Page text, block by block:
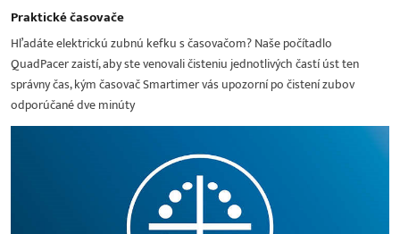
Praktické časovače
Hľadáte elektrickú zubnú kefku s časovačom? Naše počítadlo
QuadPacer zaistí, aby ste venovali čisteniu jednotlivých častí úst ten
správny čas, kým časovač Smartimer vás upozorní po čistení zubov
odporúčané dve minúty